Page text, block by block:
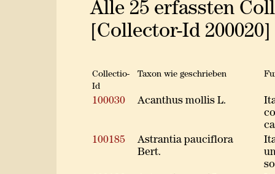
Alle 25 erfassten
[Collector-Id 200020]
Collectio-
Id
Taxon wie geschrieben
100030 Acanthus mollis L.
100185
Astrantia pauciflora
Bert.